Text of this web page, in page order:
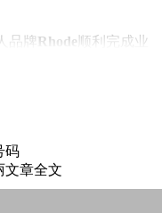
品牌Rhode顺利完成业
码
文章全文